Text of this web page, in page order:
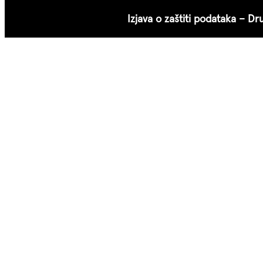
Izjava o zaštiti podataka –